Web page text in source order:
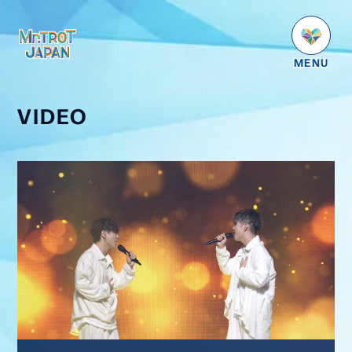
NEWS
SCHEDULE
PROFILE
GOODS
DISCOGRAPHY
番組紹介
お問い合わせ
VIDEO